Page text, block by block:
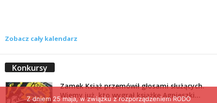
Zobacz cały kalendarz
Konkursy
Zamek Książ przemówił głosami służących.
Wiemy już, kto wygrał książkę Agnieszki...
Z dniem 25 maja, w związku z rozporządzeniem RODO